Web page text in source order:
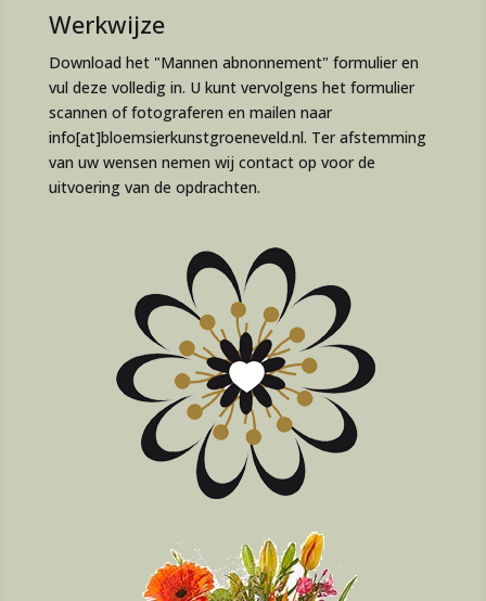
Werkwijze
Download het "Mannen abnonnement" formulier en
vul deze volledig in. U kunt vervolgens het formulier
scannen of fotograferen en mailen naar
info[at]bloemsierkunstgroeneveld.nl. Ter afstemming
van uw wensen nemen wij contact op voor de
uitvoering van de opdrachten.